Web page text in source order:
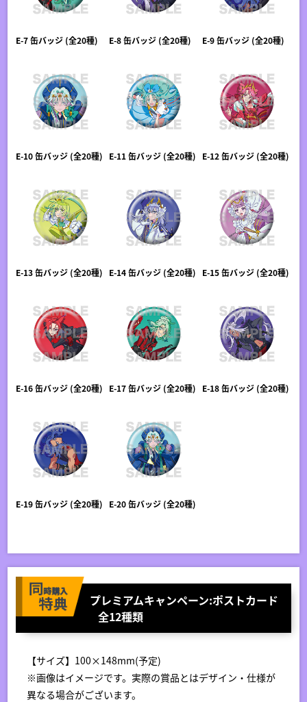
E-7 缶バッジ (全20種) E-8 缶バッジ (全20種) E-9 缶バッジ (全20種)
E-10 缶バッジ (全20種) E-11 缶バッジ (全20種) E-12 缶バッジ (全20種)
E-13 缶バッジ (全20種) E-14 缶バッジ (全20種) E-15 缶バッジ (全20種)
E-16 缶バッジ (全20種) E-17 缶バッジ (全20種) E-18 缶バッジ (全20種)
E-19 缶バッジ (全20種) E-20 缶バッジ (全20種)
プレミアムキャンペーン:ポストカード
全12種類
【サイズ】100×148mm(予定)
※画像はイメージです。実際の賞品とはデザイン・仕様が
異なる場合がございます。